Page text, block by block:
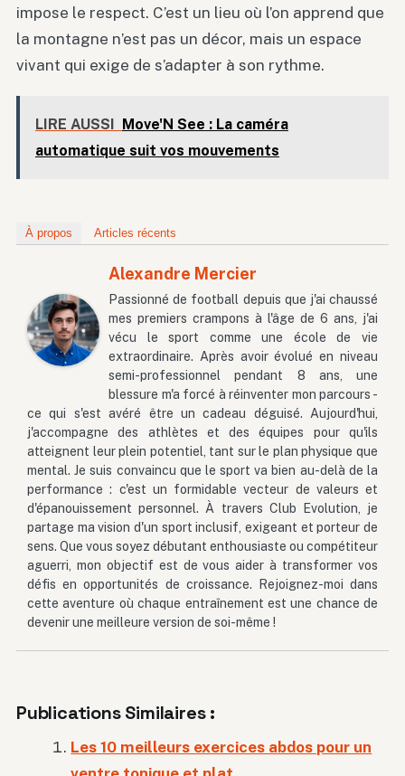
impose le respect. C’est un lieu où l’on apprend que
la montagne n’est pas un décor, mais un espace
vivant qui exige de s’adapter à son rythme.
LIRE AUSSI Move'N See : La caméra
automatique suit vos mouvements
À propos Articles récents
Alexandre Mercier
Passionné de football depuis que j'ai chaussé
mes premiers crampons à l'âge de 6 ans, j'ai
vécu le sport comme une école de vie
extraordinaire. Après avoir évolué en niveau
semi-professionnel pendant 8 ans, une
blessure m'a forcé à réinventer mon parcours -
ce qui s'est avéré être un cadeau déguisé. Aujourd'hui,
j'accompagne des athlètes et des équipes pour qu'ils
atteignent leur plein potentiel, tant sur le plan physique que
mental. Je suis convaincu que le sport va bien au-delà de la
performance : c'est un formidable vecteur de valeurs et
d'épanouissement personnel. À travers Club Evolution, je
partage ma vision d'un sport inclusif, exigeant et porteur de
sens. Que vous soyez débutant enthousiaste ou compétiteur
aguerri, mon objectif est de vous aider à transformer vos
défis en opportunités de croissance. Rejoignez-moi dans
cette aventure où chaque entraînement est une chance de
devenir une meilleure version de soi-même !
Publications Similaires :
Les 10 meilleurs exercices abdos pour un